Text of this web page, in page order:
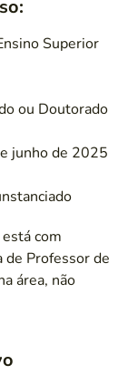
Superior
ou Doutorado
junho de 2025
com
de Professor de
área, não